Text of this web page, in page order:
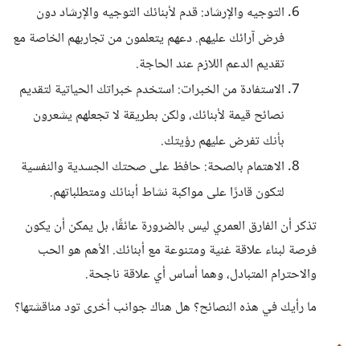
التوجيه والإرشاد: قدم لأبنائك التوجيه والإرشاد دون
فرض آرائك عليهم. دعهم يتعلمون من تجاربهم الخاصة مع
تقديم الدعم اللازم عند الحاجة.
الاستفادة من الخبرات: استخدم خبراتك الحياتية لتقديم
نصائح قيمة لأبنائك، ولكن بطريقة لا تجعلهم يشعرون
بأنك تفرض عليهم رؤيتك.
الاهتمام بالصحة: حافظ على صحتك الجسدية والنفسية
لتكون قادرًا على مواكبة نشاط أبنائك ومتطلباتهم.
تذكر أن الفارق العمري ليس بالضرورة عائقًا، بل يمكن أن يكون
فرصة لبناء علاقة غنية ومتنوعة مع أبنائك. الأهم هو الحب
والاحترام المتبادل، وهما أساس أي علاقة ناجحة.
ما رأيك في هذه النصائح؟ هل هناك جوانب أخرى تود مناقشتها؟